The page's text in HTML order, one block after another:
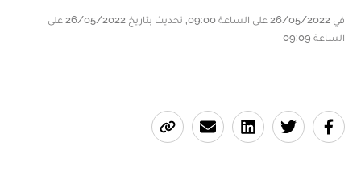
في 26/05/2022 على الساعة 09:00, تحديث بتاريخ 26/05/2022 على
الساعة 09:09